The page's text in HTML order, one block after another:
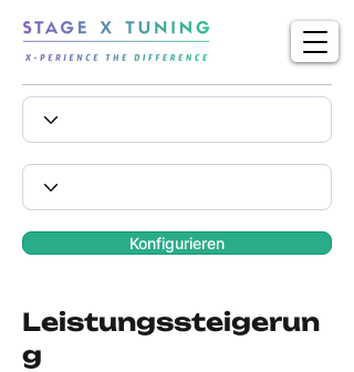
Konfigurieren
Leistungssteigerun
g